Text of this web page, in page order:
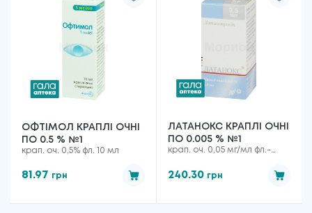
ОФТІМОЛ КРАПЛІ ОЧНІ
ПО 0.5 % №1
крап. оч. 0,5% фл. 10 мл
81.97 грн
ЛАТАНОКС КРАПЛІ ОЧНІ
ПО 0.005 % №1
крап. оч. 0,05 мг/мл фл.-
240.30 грн